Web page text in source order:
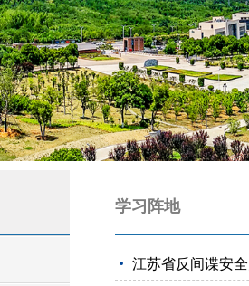
学习阵地
江苏省反间谍安